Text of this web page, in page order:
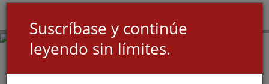
Suscríbase y continúe
leyendo sin límites.